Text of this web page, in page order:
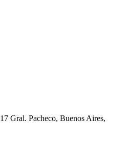
Gral. Pacheco, Buenos Aires,